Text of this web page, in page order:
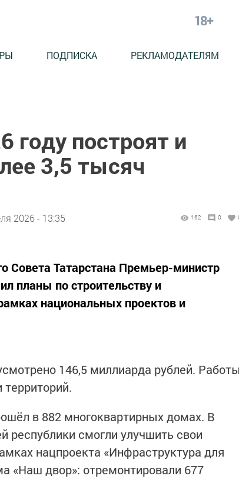
18+
ПОДПИСКА РЕКЛАМОДАТЕЛЯМ
году построят и
3,5 тысяч
2026 - 13:35 162 0
Совета Татарстана Премьер-министр
планы по строительству и
национальных проектов и
146,5 миллиарда рублей.
территорий.
в 882 многоквартирных домах. В
республики смогли улучшить свои
нацпроекта «Инфраструктура для
«Наш двор»: отремонтировали 677